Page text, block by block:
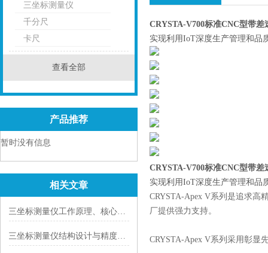
三坐标测量仪
千分尺
卡尺
查看全部
产品推荐
暂时没有信息
相关文章
三坐标测量仪工作原理、核心技术、性能特点及行业应用
三坐标测量仪结构设计与精度保障技术|以 Mitutoyo LEGEX 系列为例
CRYSTA-V700标准CNC型带差
实现利用IoT深度生产管理和品
CRYSTA-V700标准CNC型带差
实现利用IoT深度生产管理和品
CRYSTA-Apex V系列是追求高
厂提供强力支持。
CRYSTA-Apex V系列采用彰显